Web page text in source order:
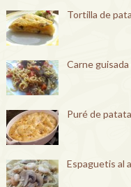
Tortilla de
Carne
Puré de
Espaguetis al